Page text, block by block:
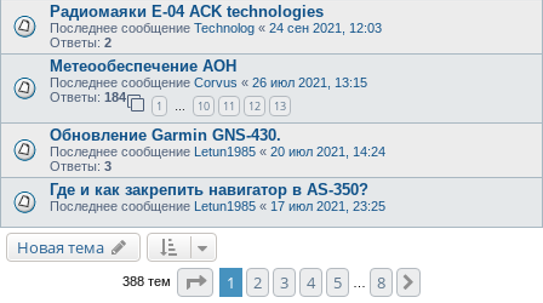
Радиомаяки E-04 ACK technologies
Последнее сообщение Technolog « 24 сен 2021, 12:03
Ответы: 2
Метеообеспечение АОН
Последнее сообщение Corvus « 26 июл 2021, 13:15
Ответы: 184
1 … 10 11 12 13
Обновление Garmin GNS-430.
Последнее сообщение Letun1985 « 20 июл 2021, 14:24
Ответы: 3
Где и как закрепить навигатор в AS-350?
Последнее сообщение Letun1985 « 17 июл 2021, 23:25
Новая тема
388 тем Страница1 из
1 2 3 4 5 8